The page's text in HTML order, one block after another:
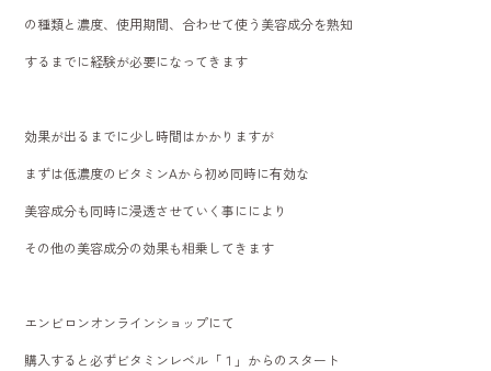
の種類と濃度、使用期間、合わせて使う美容成分を熟知
するまでに経験が必要になってきます
効果が出るまでに少し時間はかかりますが
まずは低濃度のビタミンAから初め同時に有効な
美容成分も同時に浸透させていく事ににより
その他の美容成分の効果も相乗してきます
エンビロンオンラインショップにて
購入すると必ずビタミンレベル「１」からのスタート